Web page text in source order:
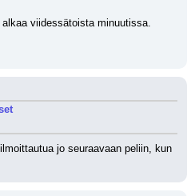
viidessätoista minuutissa.
jo seuraavaan peliin, kun